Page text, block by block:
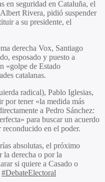
en seguridad en Cataluña, el
Rivera, pidió suspender
a su presidente, el
derecha Vox, Santiago
esposado y puesto a
«golpe de Estado
catalanas.
radical), Pablo Iglesias,
por tener «la medida más
a Pedro Sánchez:
para buscar un acuerdo
reconducido en el poder.
absolutas, el próximo
la derecha o por la
si quiere a Casado o
#DebateElectoral